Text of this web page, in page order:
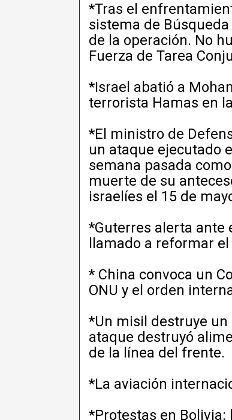
*Tras el
sistema de
de la operación. No
Fuerza de Tarea
*Israel abatió a
terrorista Hamas en
*El ministro de
un ataque ejecutado
semana pasada
muerte de su
israelíes el 15 de
*Guterres alerta ante
llamado a reformar
* China convoca un
ONU y el orden
*Un misil destruye un
ataque destruyó
de la línea del frente.
*La aviación
*Protestas en